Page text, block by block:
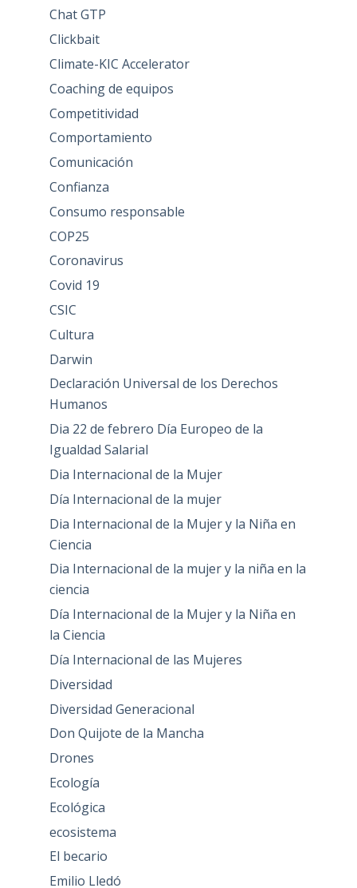
Chat GTP
Clickbait
Climate-KIC Accelerator
Coaching de equipos
Competitividad
Comportamiento
Comunicación
Confianza
Consumo responsable
COP25
Coronavirus
Covid 19
CSIC
Cultura
Darwin
Declaración Universal de los Derechos
Humanos
Dia 22 de febrero Día Europeo de la
Igualdad Salarial
Dia Internacional de la Mujer
Día Internacional de la mujer
Dia Internacional de la Mujer y la Niña en
Ciencia
Dia Internacional de la mujer y la niña en la
ciencia
Día Internacional de la Mujer y la Niña en
la Ciencia
Día Internacional de las Mujeres
Diversidad
Diversidad Generacional
Don Quijote de la Mancha
Drones
Ecología
Ecológica
ecosistema
El becario
Emilio Lledó